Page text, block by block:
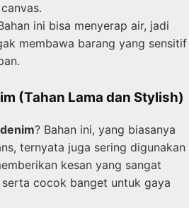
ini bisa menyerap air, jadi
membawa barang yang sensitif
(Tahan Lama dan Stylish)
denim? Bahan ini, yang biasanya
ternyata juga sering digunakan
kesan yang sangat
serta cocok banget untuk gaya